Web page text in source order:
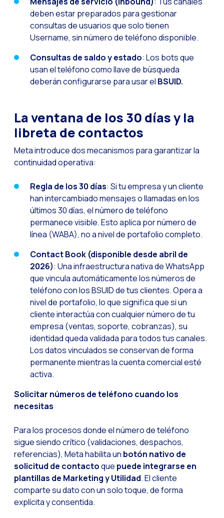
deben estar preparados para gestionar
consultas de usuarios que solo tienen
Username, sin número de teléfono disponible.
Consultas de saldo y estado: Los bots que
usan el teléfono como llave de búsqueda
deberán configurarse para usar el BSUID.
La ventana de los 30 días y la
libreta de contactos
Meta introduce dos mecanismos para garantizar la
continuidad operativa:
Regla de los 30 días: Si tu empresa y un cliente
han intercambiado mensajes o llamadas en los
últimos 30 días, el número de teléfono
permanece visible. Esto aplica por número de
línea (WABA), no a nivel de portafolio completo.
Contact Book (disponible desde abril de
2026): Una infraestructura nativa de WhatsApp
que vincula automáticamente los números de
teléfono con los BSUID de tus clientes. Opera a
nivel de portafolio, lo que significa que si un
cliente interactúa con cualquier número de tu
empresa (ventas, soporte, cobranzas), su
identidad queda validada para todos tus canales.
Los datos vinculados se conservan de forma
permanente mientras la cuenta comercial esté
activa.
Solicitar números de teléfono cuando los
necesitas
Para los procesos donde el número de teléfono
sigue siendo crítico (validaciones, despachos,
referencias), Meta habilita un botón nativo de
solicitud de contactoque puede integrarse en
plantillas de Marketing y Utilidad. El cliente
comparte su dato con un solo toque, de forma
explícita y consentida.